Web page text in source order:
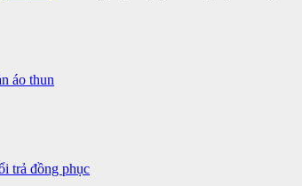
áo thun
trả đồng phục